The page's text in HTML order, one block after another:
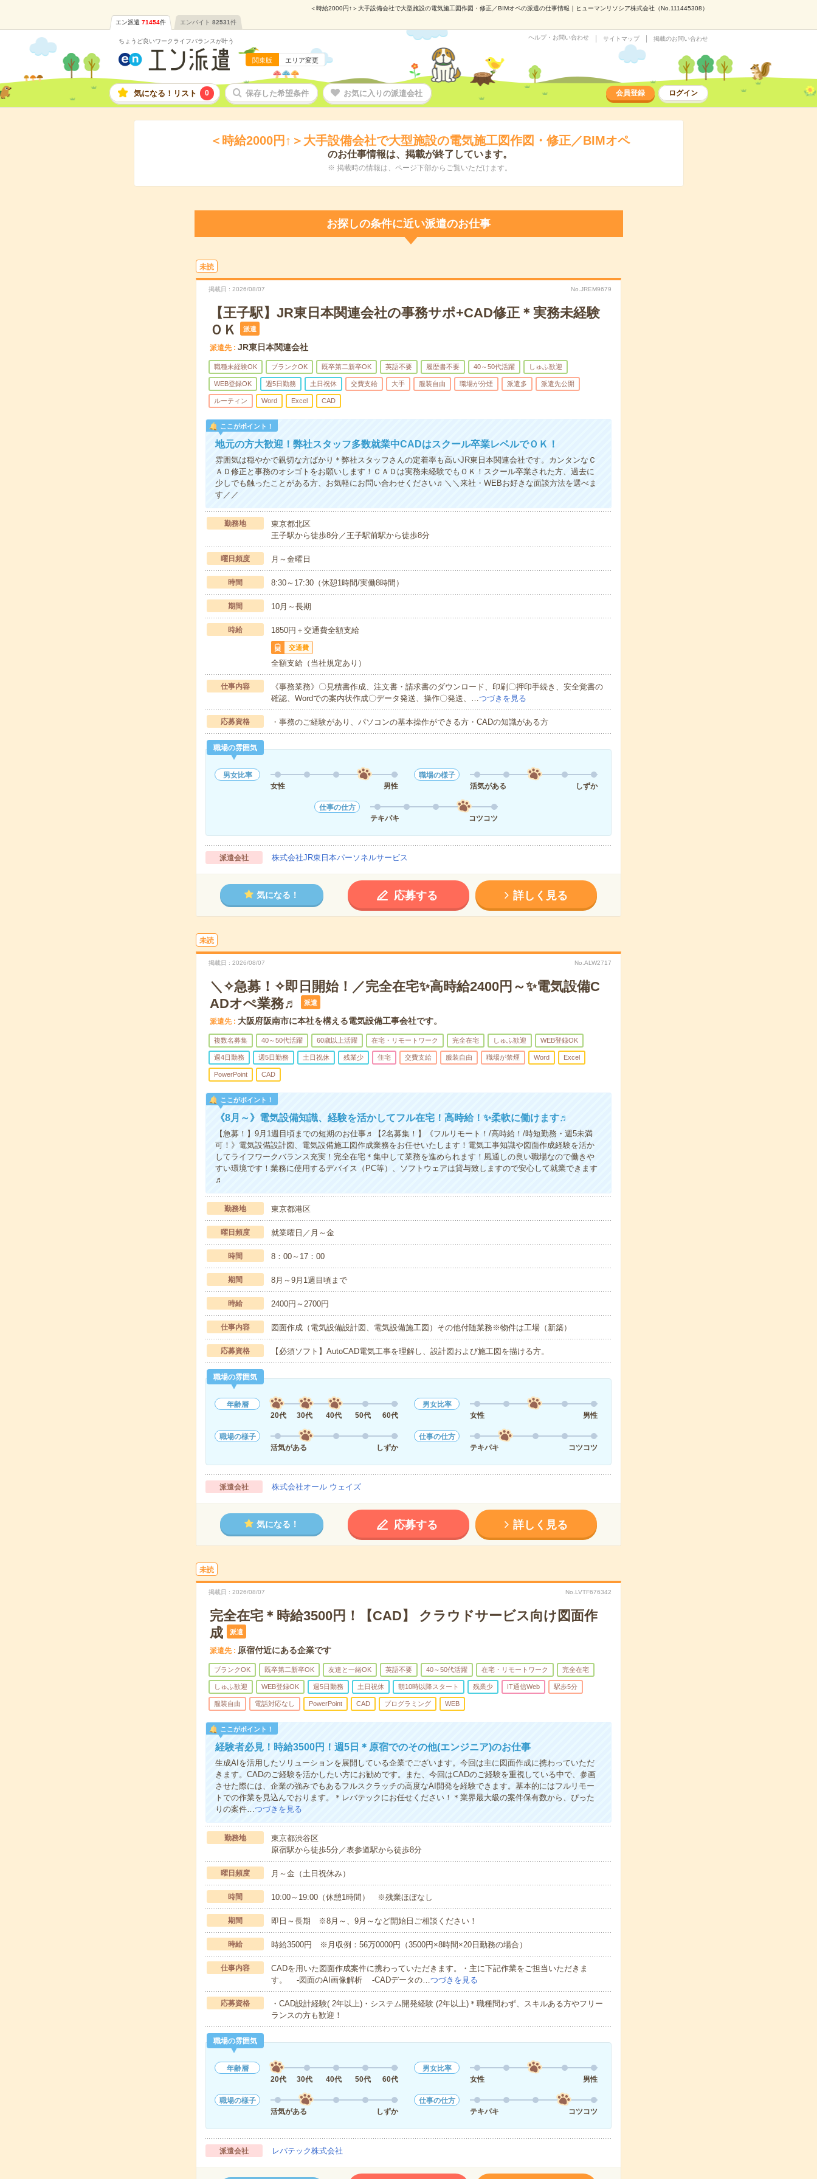
＜時給2000円↑＞大手設備会社で大型施設の電気施工図作図・修正／BIMオペの派遣の仕事情報｜ヒューマンリソシア株式会社（No.111445308）
エン派遣 71454件 エンバイト 82531件
ちょうど良いワークライフバランスが叶う
関東版 エリア変更
ヘルプ・お問い合わせ サイトマップ 掲載のお問い合わせ
気になる！リスト 0 保存した希望条件 お気に入りの派遣会社 会員登録 ログイン
＜時給2000円↑＞大手設備会社で大型施設の電気施工図作図・修正／BIMオペ
のお仕事情報は、掲載が終了しています。
※ 掲載時の情報は、ページ下部からご覧いただけます。
お探しの条件に近い派遣のお仕事
未読
掲載日 2026/08/07 No.JREM9679
【王子駅】JR東日本関連会社の事務サポ+CAD修正＊実務未経験
ＯＫ
派遣
派遣先 JR東日本関連会社
職種未経験OK ブランクOK 既卒第二新卒OK 英語不要 履歴書不要 40～50代活躍 しゅふ歓迎
WEB登録OK 週5日勤務 土日祝休 交費支給 大手 服装自由 職場が分煙 派遣多 派遣先公開
ルーティン Word Excel CAD
ここがポイント！
地元の方大歓迎！弊社スタッフ多数就業中CADはスクール卒業レベルでＯＫ！
雰囲気は穏やかで親切な方ばかり＊弊社スタッフさんの定着率も高いJR東日本関連会社です。カンタンなＣ
ＡＤ修正と事務のオシゴトをお願いします！ＣＡＤは実務未経験でもＯＫ！スクール卒業された方、過去に
少しでも触ったことがある方、お気軽にお問い合わせください♬＼＼来社・WEBお好きな面談方法を選べま
す／／
勤務地
東京都北区
王子駅から徒歩8分／王子駅前駅から徒歩8分
曜日頻度 月～金曜日
時間 8:30～17:30（休憩1時間/実働8時間）
期間 10月～長期
時給 1850円＋交通費全額支給
交通費
全額支給（当社規定あり）
仕事内容
《事務業務》〇見積書作成、注文書・請求書のダウンロード、印刷〇押印手続き、安全覚書の
確認、Wordでの案内状作成〇データ発送、操作〇発送、…つづきを見る
応募資格 ・事務のご経験があり、パソコンの基本操作ができる方・CADの知識がある方
職場の雰囲気
男女比率
女性
男性
職場の様子
活気がある
しずか
仕事の仕方
テキパキ
コツコツ
派遣会社 株式会社JR東日本パーソネルサービス
気になる！ 応募する 詳しく見る
未読
掲載日 2026/08/07 No.ALW2717
＼✧急募！✧即日開始！／完全在宅✨高時給2400円～✨電気設備C
ADオぺ業務♬
派遣
派遣先 大阪府阪南市に本社を構える電気設備工事会社です。
複数名募集 40～50代活躍 60歳以上活躍 在宅・リモートワーク 完全在宅 しゅふ歓迎 WEB登録OK
週4日勤務 週5日勤務 土日祝休 残業少 住宅 交費支給 服装自由 職場が禁煙 Word Excel
PowerPoint CAD
ここがポイント！
《8月～》電気設備知識、経験を活かしてフル在宅！高時給！✨柔軟に働けます♬
【急募！】9月1週目頃までの短期のお仕事♬【2名募集！】《フルリモート！/高時給！/時短勤務・週5未満
可！》電気設備設計図、電気設備施工図作成業務をお任せいたします！電気工事知識や図面作成経験を活か
してライフワークバランス充実！完全在宅＊集中して業務を進められます！風通しの良い職場なので働きや
すい環境です！業務に使用するデバイス（PC等）、ソフトウェアは貸与致しますので安心して就業できます
♬
勤務地 東京都港区
曜日頻度 就業曜日／月～金
時間 8：00～17：00
期間 8月～9月1週目頃まで
時給 2400円～2700円
仕事内容 図面作成（電気設備設計図、電気設備施工図）その他付随業務※物件は工場（新築）
応募資格 【必須ソフト】AutoCAD電気工事を理解し、設計図および施工図を描ける方。
職場の雰囲気
年齢層
20代
30代 40代 50代 60代
男女比率
女性
男性
職場の様子
活気がある
しずか
仕事の仕方
テキパキ
コツコツ
派遣会社 株式会社オール ウェイズ
気になる！ 応募する 詳しく見る
未読
掲載日 2026/08/07 No.LVTF676342
完全在宅＊時給3500円！【CAD】 クラウドサービス向け図面作
成
派遣
派遣先 原宿付近にある企業です
ブランクOK 既卒第二新卒OK 友達と一緒OK 英語不要 40～50代活躍 在宅・リモートワーク 完全在宅
しゅふ歓迎 WEB登録OK 週5日勤務 土日祝休 朝10時以降スタート 残業少 IT通信Web 駅歩5分
服装自由 電話対応なし PowerPoint CAD プログラミング WEB
ここがポイント！
経験者必見！時給3500円！週5日＊原宿でのその他(エンジニア)のお仕事
生成AIを活用したソリューションを展開している企業でございます。今回は主に図面作成に携わっていただ
きます。CADのご経験を活かしたい方にお勧めです。また、今回はCADのご経験を重視している中で、参画
させた際には、企業の強みでもあるフルスクラッチの高度なAI開発を経験できます。基本的にはフルリモー
トでの作業を見込んでおります。＊レバテックにお任せください！＊業界最大級の案件保有数から、ぴった
りの案件…つづきを見る
勤務地
東京都渋谷区
原宿駅から徒歩5分／表参道駅から徒歩8分
曜日頻度 月～金（土日祝休み）
時間 10:00～19:00（休憩1時間） ※残業ほぼなし
期間 即日～長期 ※8月～、9月～など開始日ご相談ください！
時給 時給3500円 ※月収例：56万0000円（3500円×8時間×20日勤務の場合）
仕事内容
CADを用いた図面作成案件に携わっていただきます。・主に下記作業をご担当いただきま
す。 -図面のAI画像解析 -CADデータの…つづきを見る
応募資格
・CAD設計経験( 2年以上)・システム開発経験 (2年以上)＊職種問わず、スキルある方やフリー
ランスの方も歓迎！
職場の雰囲気
年齢層
20代
30代 40代 50代 60代
男女比率
女性
男性
職場の様子
活気がある
しずか
仕事の仕方
テキパキ
コツコツ
派遣会社 レバテック株式会社